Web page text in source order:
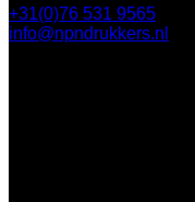
+31(0)76 531 9565
info@npndrukkers.nl